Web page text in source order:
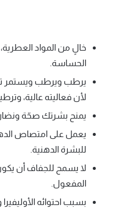
خالٍ من المواد
الحساسة.
يرطب ويرطب ويستمر
لأن فعاليته عالية، وترطيبه
يمنح بشرتك صحّة
يعمل على امتصاص
للبشرة الدهنية.
لا يسمح للجفاف أن
المفعول.
بسبب احتوائه